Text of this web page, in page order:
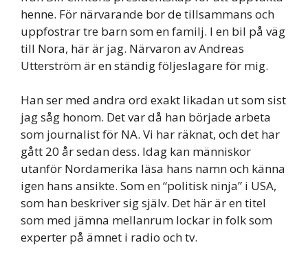
henne. För närvarande bor de tillsammans och
uppfostrar tre barn som en familj. I en bil på väg
till Nora, här är jag. Närvaron av Andreas
Utterström är en ständig följeslagare för mig.
Han ser med andra ord exakt likadan ut som sist
jag såg honom. Det var då han började arbeta
som journalist för NA. Vi har räknat, och det har
gått 20 år sedan dess. Idag kan människor
utanför Nordamerika läsa hans namn och känna
igen hans ansikte. Som en “politisk ninja” i USA,
som han beskriver sig själv. Det här är en titel
som med jämna mellanrum lockar in folk som
experter på ämnet i radio och tv.